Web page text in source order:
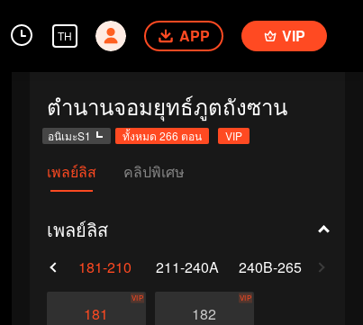
TH APP VIP
ตำนานจอมยุทธ์ภูตถังซาน
อนิเมะS1 ทั้งหมด 266 ตอน VIP
เพลย์ลิส คลิปพิเศษ
เพลย์ลิส
181-210 211-240A 240B-265
181
VIP
182
VIP